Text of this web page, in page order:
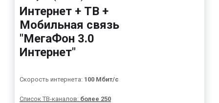
Интернет + ТВ +
Мобильная связь
"МегаФон 3.0
Интернет"
Скорость интернета: 100 Мбит/с
Список ТВ-каналов: более 250